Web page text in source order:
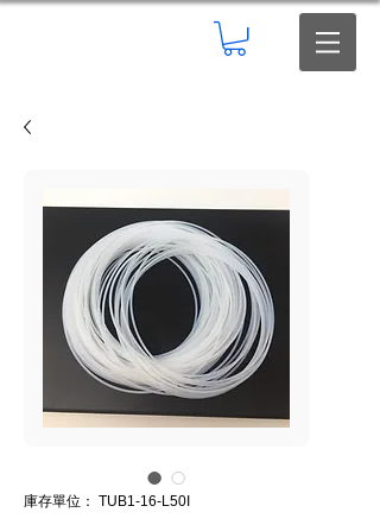
庫存單位： TUB1-16-L50I